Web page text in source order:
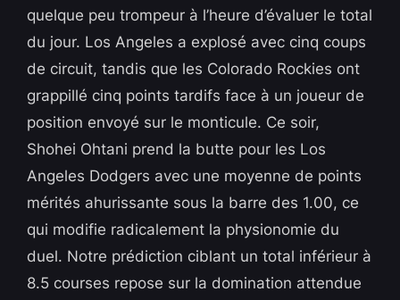
quelque peu trompeur à l’heure d’évaluer le total
du jour. Los Angeles a explosé avec cinq coups
de circuit, tandis que les Colorado Rockies ont
grappillé cinq points tardifs face à un joueur de
position envoyé sur le monticule. Ce soir,
Shohei Ohtani prend la butte pour les Los
Angeles Dodgers avec une moyenne de points
mérités ahurissante sous la barre des 1.00, ce
qui modifie radicalement la physionomie du
duel. Notre prédiction ciblant un total inférieur à
8.5 courses repose sur la domination attendue